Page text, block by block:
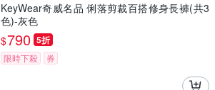
KeyWear奇威名品 俐落剪裁百搭修身長褲(共3
色)-灰色
$790 5折
限時下殺 券